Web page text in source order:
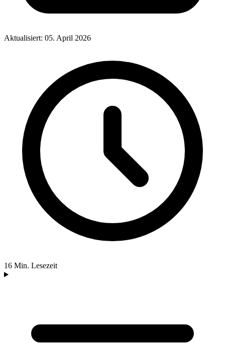
Aktualisiert: 05. April 2026
16 Min. Lesezeit